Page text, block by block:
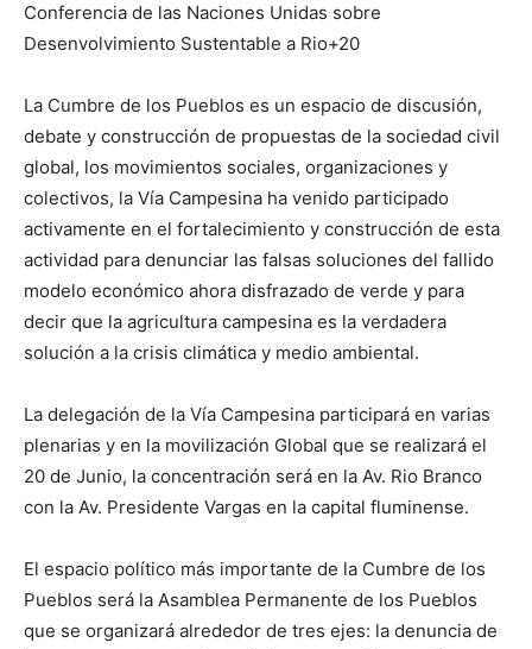
Conferencia de las Naciones Unidas sobre
Desenvolvimiento Sustentable a Rio+20
La Cumbre de los Pueblos es un espacio de discusión,
debate y construcción de propuestas de la sociedad civil
global, los movimientos sociales, organizaciones y
colectivos, la Vía Campesina ha venido participado
activamente en el fortalecimiento y construcción de esta
actividad para denunciar las falsas soluciones del fallido
modelo económico ahora disfrazado de verde y para
decir que la agricultura campesina es la verdadera
solución a la crisis climática y medio ambiental.
La delegación de la Vía Campesina participará en varias
plenarias y en la movilización Global que se realizará el
20 de Junio, la concentración será en la Av. Rio Branco
con la Av. Presidente Vargas en la capital fluminense.
El espacio político más importante de la Cumbre de los
Pueblos será la Asamblea Permanente de los Pueblos
que se organizará alrededor de tres ejes: la denuncia de